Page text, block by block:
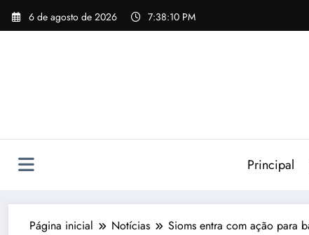
Pular
para
6 de agosto de 2026 7:38:11 PM
Principal
Página inicial Notícias Sioms entra com ação para